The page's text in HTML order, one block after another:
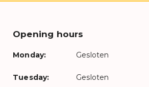
Opening hours
Monday: Gesloten
Tuesday: Gesloten